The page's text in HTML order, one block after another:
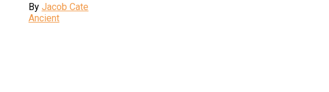
By Jacob Cate
Ancient